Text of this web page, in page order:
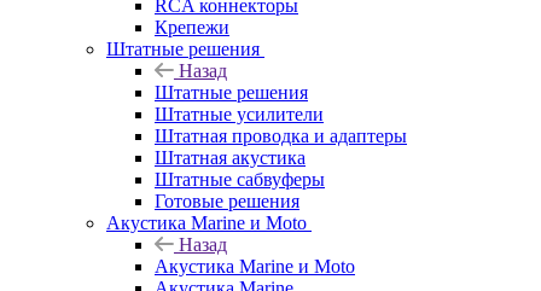
RCA коннекторы
Крепежи
Штатные решения
Назад
Штатные решения
Штатные усилители
Штатная проводка и адаптеры
Штатная акустика
Штатные сабвуферы
Готовые решения
Акустика Marine и Moto
Назад
Акустика Marine и Moto